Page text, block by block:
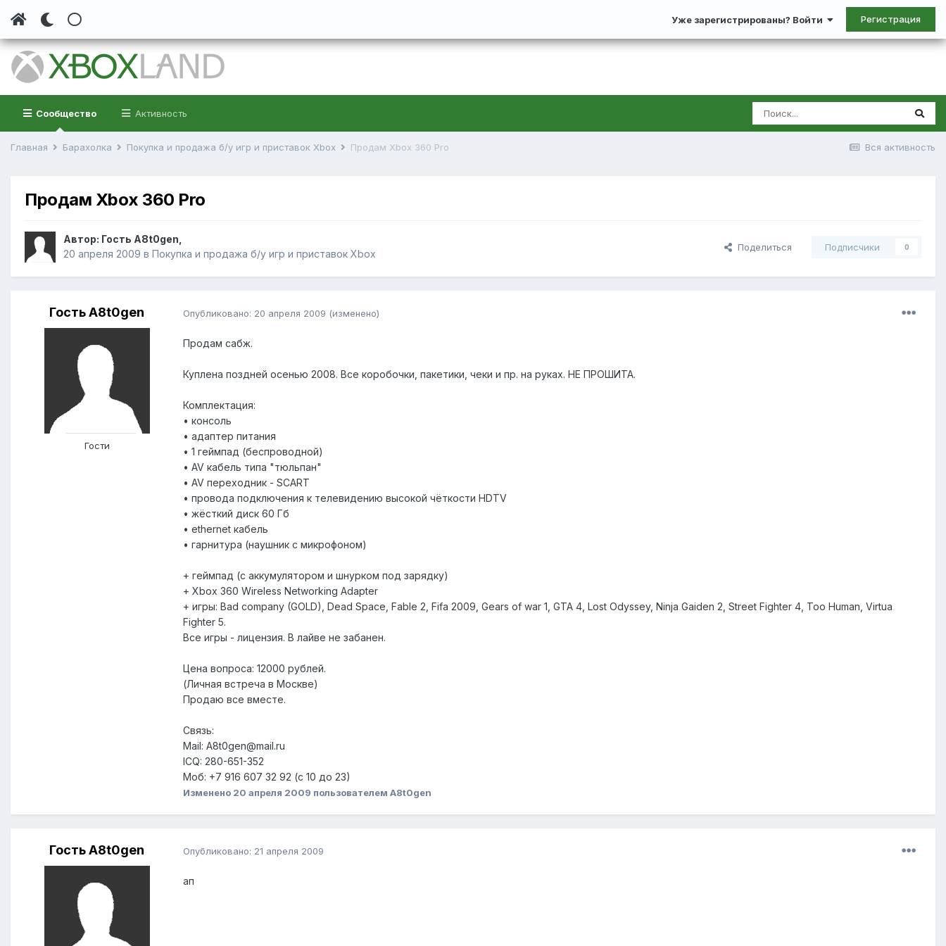
Уже зарегистрированы? Войти Регистрация
Сообщество Активность
Вся активность
Главная Барахолка Покупка и продажа б/у игр и приставок Xbox Продам Xbox 360 Pro
Продам Xbox 360 Pro
Автор: Гость A8t0gen
20 апреля 2009 в Покупка и продажа б/у игр и приставок Xbox
Поделиться Подписчики 0
Гость A8t0gen
Гости
Опубликовано: 20 апреля 2009 (изменено)
Продам сабж.
Куплена поздней осенью 2008. Все коробочки, пакетики, чеки и пр. на руках. НЕ ПРОШИТА.
Комплектация:
• консоль
• адаптер питания
• 1 геймпад (беспроводной)
• AV кабель типа "тюльпан"
• AV переходник - SCART
• провода подключения к телевидению высокой чёткости HDTV
• жёсткий диск 60 Гб
• ethernet кабель
• гарнитура (наушник с микрофоном)
+ геймпад (с аккумулятором и шнурком под зарядку)
+ Xbox 360 Wireless Networking Adapter
+ игры: Bad company (GOLD), Dead Space, Fable 2, Fifa 2009, Gears of war 1, GTA 4, Lost Odyssey, Ninja Gaiden 2, Street Fighter 4, Too Human, Virtua
Fighter 5.
Все игры - лицензия. В лайве не забанен.
Цена вопроса: 12000 рублей.
(Личная встреча в Москве)
Продаю все вместе.
Связь:
Mail: A8t0gen@mail.ru
ICQ: 280-651-352
Моб: +7 916 607 32 92 (с 10 до 23)
Изменено 20 апреля 2009 пользователем A8t0gen
Гость A8t0gen Опубликовано: 21 апреля 2009
ап